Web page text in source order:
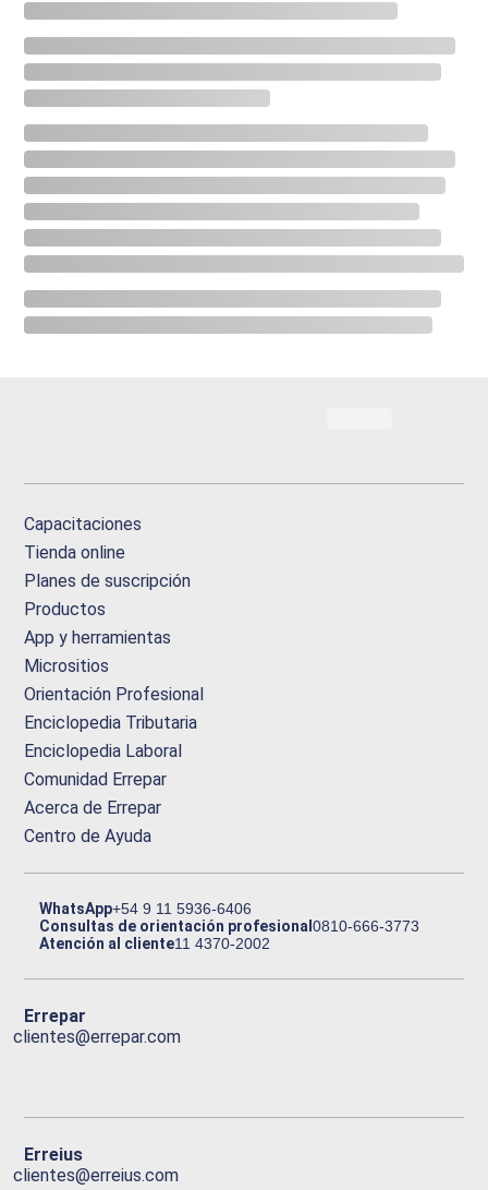
Capacitaciones
Tienda online
Planes de suscripción
Productos
App y herramientas
Micrositios
Orientación Profesional
Enciclopedia Tributaria
Enciclopedia Laboral
Comunidad Errepar
Acerca de Errepar
Centro de Ayuda
WhatsApp+54 9 11 5936-6406
Consultas de orientación profesional0810-666-3773
Atención al cliente11 4370-2002
Errepar
clientes@errepar.com
Erreius
clientes@erreius.com